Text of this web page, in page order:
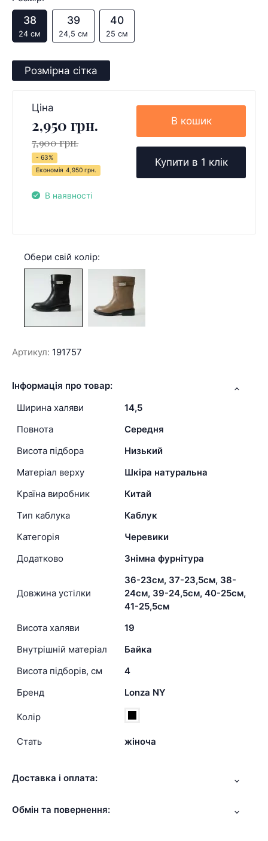
38
24 см
39
24,5 см
40
25 см
Розмірна сітка
Ціна
2,950 грн.
7,900 грн.
- 63%
Економія 4,950 грн.
В наявності
В кошик
Купити в 1 клік
Обери свій колір:
Артикул: 191757
Інформація про товар:
Ширина халяви
14,5
Повнота
Середня
Висота підбора
Низький
Матеріал верху
Шкіра натуральна
Країна виробник
Китай
Тип каблука
Каблук
Категорія
Черевики
Додатково
Знімна фурнітура
Довжина устілки
36-23см, 37-23,5см, 38-
24см, 39-24,5см, 40-25см,
41-25,5см
Висота халяви
19
Внутрішній матеріал
Байка
Висота підборів, см
4
Бренд
Lonza NY
Колір
Стать жіноча
Доставка і оплата:
Обмін та повернення: